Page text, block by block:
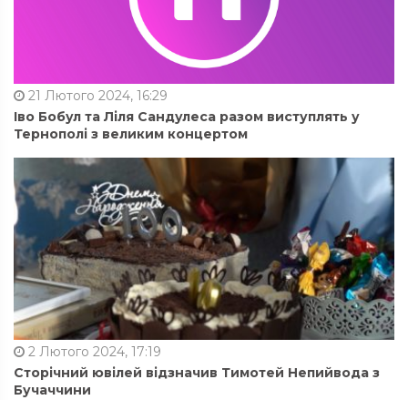
21 Лютого 2024, 16:29
Іво Бобул та Ліля Сандулеса разом виступлять у
Тернополі з великим концертом
2 Лютого 2024, 17:19
Сторічний ювілей відзначив Тимотей Непийвода з
Бучаччини